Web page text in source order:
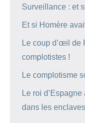
Surveillance : et
Et si Homère
Le coup d’œil de
complotistes !
Le complotisme
Le roi
dans les